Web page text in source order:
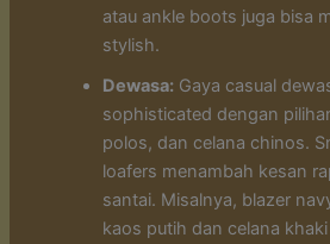
atau ankle boots juga bisa
stylish.
Dewasa: Gaya casual
sophisticated dengan
polos, dan celana chinos.
loafers menambah kesan
santai. Misalnya, blazer
kaos putih dan celana